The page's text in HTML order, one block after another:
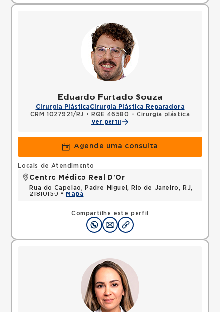
Eduardo Furtado Souza
Cirurgia PlásticaCirurgia Plástica Reparadora
CRM 1027921/RJ •
RQE 46580 - Cirurgia plástica
Ver perfil
Agende uma consulta
Compartilhe este perfil
Locais de Atendimento
Centro Médico Real D'Or
Rua do Capelao, Padre Miguel, Rio de Janeiro, RJ,
21810150 •
Mapa